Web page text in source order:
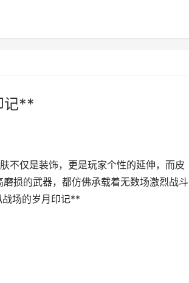
记**
不仅是装饰，更是玩家个性的延伸，而皮
损的武器，都仿佛承载着无数场激烈战斗
场的岁月印记**